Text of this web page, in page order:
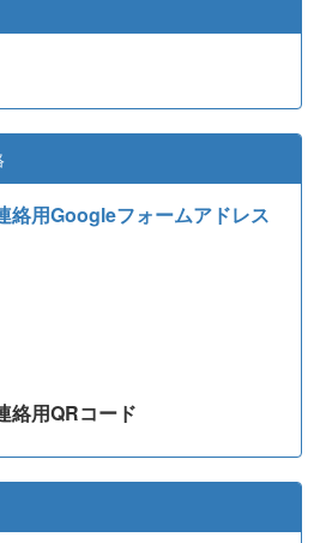
絡用Googleフォームアドレス
絡用QRコード